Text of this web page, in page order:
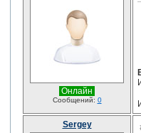
Онлайн
Сообщений: 0
Sergey